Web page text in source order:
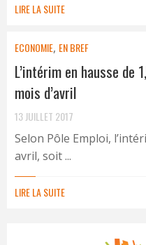
LIRE LA SUITE
ECONOMIE, EN BREF
L’intérim en hausse de
mois d’avril
13 JUILLET 2017
Selon Pôle Emploi,
avril, soit ...
LIRE LA SUITE